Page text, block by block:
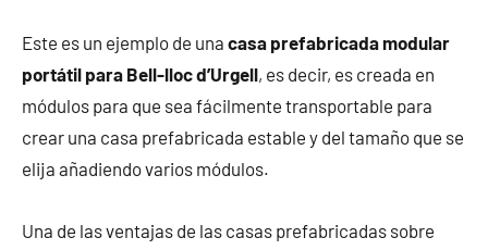
Este es un ejemplo de una casa prefabricada modular
portátil para Bell-lloc d’Urgell, es decir, es creada en
módulos para que sea fácilmente transportable para
crear una casa prefabricada estable y del tamaño que se
elija añadiendo varios módulos.
Una de las ventajas de las casas prefabricadas sobre